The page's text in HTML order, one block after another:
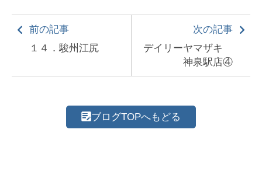
前の記事
１４．駿州江尻
次の記事
デイリーヤマザキ
神泉駅店④
ブログTOPへもどる